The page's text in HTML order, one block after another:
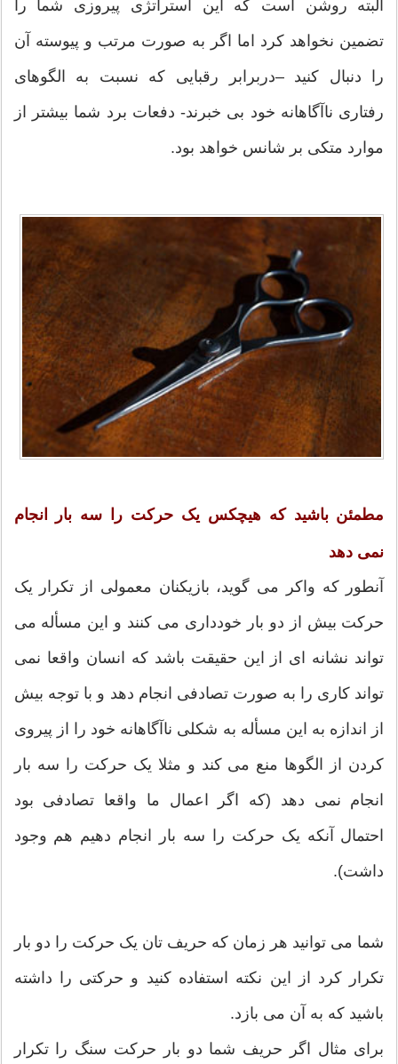
البته روشن است که این استراتژی پیروزی شما را
تضمین نخواهد کرد اما اگر به صورت مرتب و پیوسته آن
را دنبال کنید –دربرابر رقبایی که نسبت به الگوهای
رفتاری ناآگاهانه خود بی خبرند- دفعات برد شما بیشتر از
موارد متکی بر شانس خواهد بود.
مطمئن باشید که هیچکس یک حرکت را سه بار انجام
نمی دهد
آنطور که واکر می گوید، بازیکنان معمولی از تکرار یک
حرکت بیش از دو بار خودداری می کنند و این مسأله می
تواند نشانه ای از این حقیقت باشد که انسان واقعا نمی
تواند کاری را به صورت تصادفی انجام دهد و با توجه بیش
از اندازه به این مسأله به شکلی ناآگاهانه خود را از پیروی
کردن از الگوها منع می کند و مثلا یک حرکت را سه بار
انجام نمی دهد (که اگر اعمال ما واقعا تصادفی بود
احتمال آنکه یک حرکت را سه بار انجام دهیم هم وجود
داشت).
شما می توانید هر زمان که حریف تان یک حرکت را دو بار
تکرار کرد از این نکته استفاده کنید و حرکتی را داشته
باشید که به آن می بازد.
برای مثال اگر حریف شما دو بار حرکت سنگ را تکرار